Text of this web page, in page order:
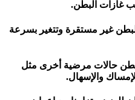
غازات البطن.
غير مستقرة وتتغير بسرعة
حالات مرضية أخرى مثل
والإسهال.